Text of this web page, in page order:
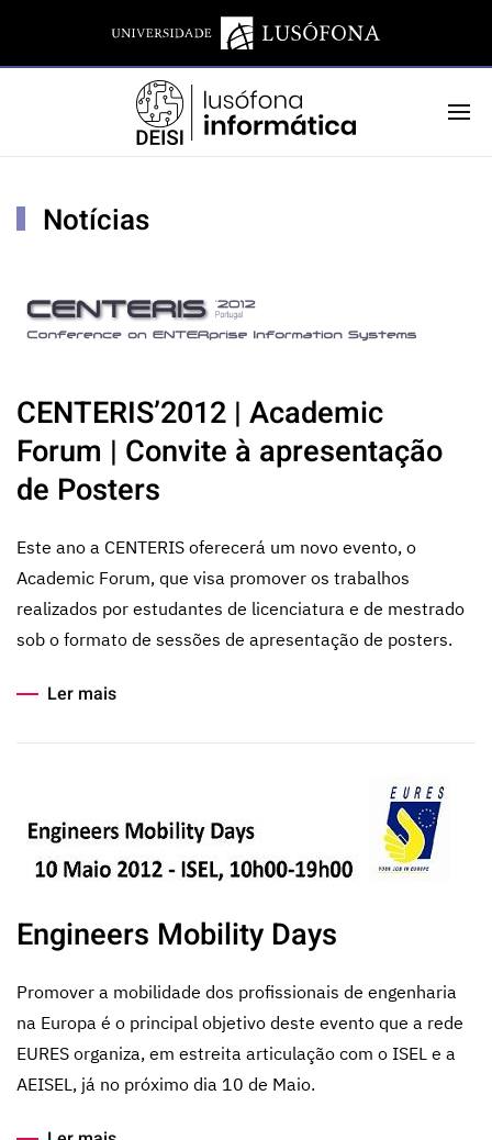
Notícias
CENTERIS’2012 | Academic
Forum | Convite à apresentação
de Posters
Este ano a CENTERIS oferecerá um novo evento, o
Academic Forum, que visa promover os trabalhos
realizados por estudantes de licenciatura e de mestrado
sob o formato de sessões de apresentação de posters.
Ler mais
Engineers Mobility Days
Promover a mobilidade dos profissionais de engenharia
na Europa é o principal objetivo deste evento que a rede
EURES organiza, em estreita articulação com o ISEL e a
AEISEL, já no próximo dia 10 de Maio.